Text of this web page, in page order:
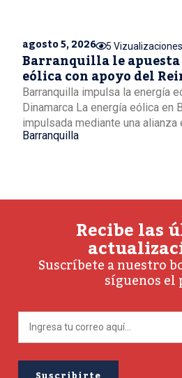
agosto 5, 2026 5 Vizualizaciones
Barranquilla le
eólica con apoyo del
Barranquilla impulsa la energía
Dinamarca La energía eólica en
impulsada mediante una alianza
Barranquilla
Recibe las
Suscríbete a nuestro
síguenos el